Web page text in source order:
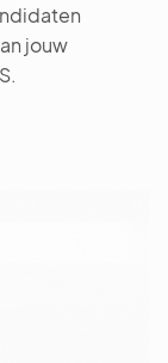
jouw